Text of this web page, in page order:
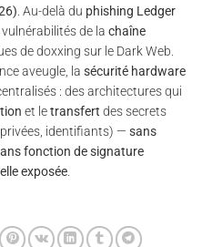
. Au-delà du phishing Ledger
de la chaîne
de doxxing sur le Dark Web.
aveugle, la sécurité hardware
: des architectures qui
et letransfert des secrets
identifiants) — sans
fonction de signature
exposée.